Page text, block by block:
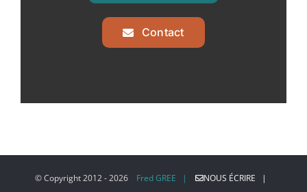
Contact
© Copyright 2012 -2026 Fred GREE | NOUS ÉCRIRE |